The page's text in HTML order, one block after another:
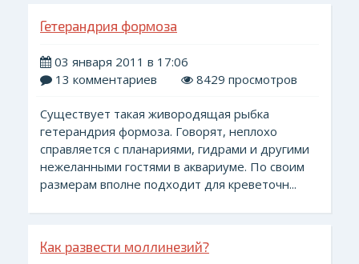
Гетерандрия формоза
03 января 2011 в 17:06
13 комментариев
8429 просмотров
Существует такая живородящая рыбка
гетерандрия формоза. Говорят, неплохо
справляется с планариями, гидрами и другими
нежеланными гостями в аквариуме. По своим
размерам вполне подходит для креветочн...
Как развести моллинезий?